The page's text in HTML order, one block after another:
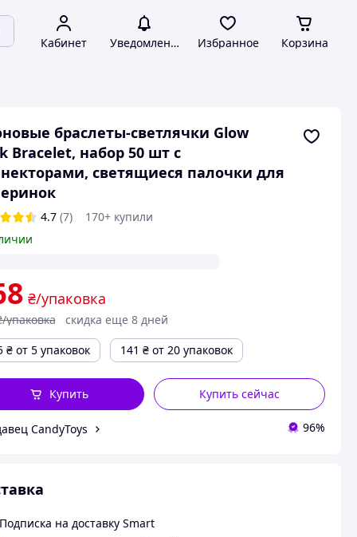
Кабинет Уведомления Избранное Корзина
браслеты-светлячки Glow
Bracelet, набор 50 шт с
светящиеся палочки для
4.7 (7)
170+ купили
₴/упаковка
упаковка
скидка еще 8 дней
₴ от 5 упаковок 141 ₴ от 20 упаковок
Купить сейчас
Купить
CandyToys 96%
Подписка на доставку Smart